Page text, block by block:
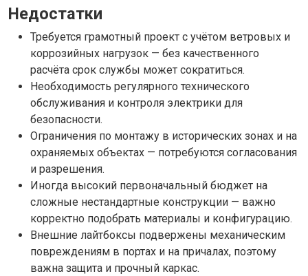
Недостатки
Требуется грамотный проект с учётом ветровых и
коррозийных нагрузок — без качественного
расчёта срок службы может сократиться.
Необходимость регулярного технического
обслуживания и контроля электрики для
безопасности.
Ограничения по монтажу в исторических зонах и на
охраняемых объектах — потребуются согласования
и разрешения.
Иногда высокий первоначальный бюджет на
сложные нестандартные конструкции — важно
корректно подобрать материалы и конфигурацию.
Внешние лайтбоксы подвержены механическим
повреждениям в портах и на причалах, поэтому
важна защита и прочный каркас.